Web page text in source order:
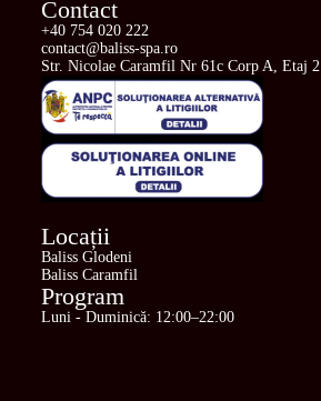
Contact
+40 754 020 222
contact@baliss-spa.ro
Str. Nicolae Caramfil Nr 61c Corp A, Etaj 2
Locații
Baliss Glodeni
Baliss Caramfil
Program
Luni - Duminică: 12:00–22:00